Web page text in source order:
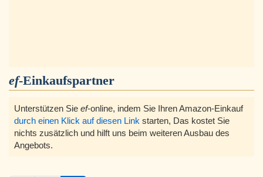
ef-Einkaufspartner
Unterstützen Sie ef-online, indem Sie Ihren Amazon-Einkauf
durch einen Klick auf diesen Link starten, Das kostet Sie
nichts zusätzlich und hilft uns beim weiteren Ausbau des
Angebots.